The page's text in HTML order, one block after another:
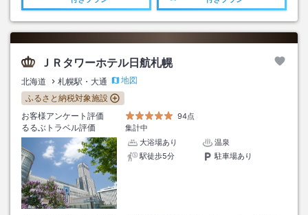
ＪＲタワーホテル日航札幌
北海道 札幌駅・大通
地図
ふるさと納税対象施設
お客様アンケート評価
94点
るるぶトラベル評価
集計中
大浴場あり
温泉
駅徒歩5分
駐車場あり